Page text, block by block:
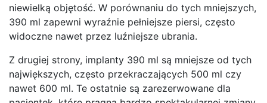
niewielką objętość. W porównaniu do tych mniejszych,
390 ml zapewni wyraźnie pełniejsze piersi, często
widoczne nawet przez luźniejsze ubrania.
Z drugiej strony, implanty 390 ml są mniejsze od tych
największych, często przekraczających 500 ml czy
nawet 600 ml. Te ostatnie są zarezerwowane dla